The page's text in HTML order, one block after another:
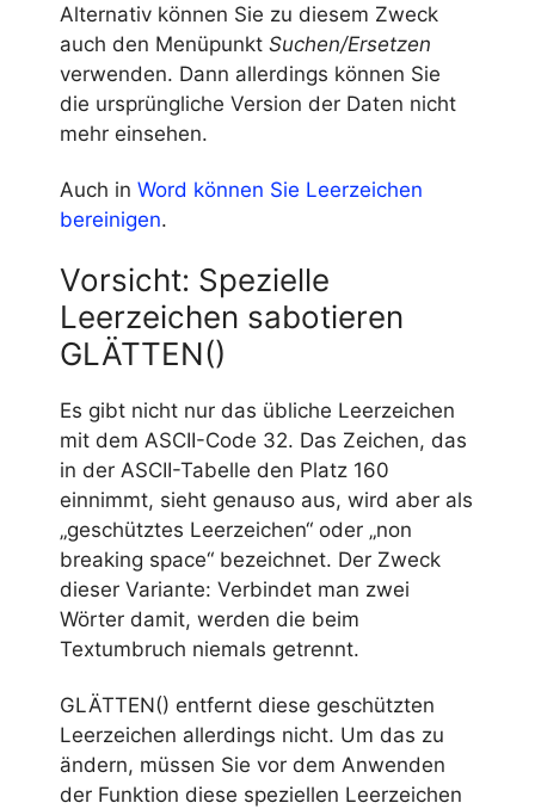
Alternativ können Sie zu diesem Zweck
auch den Menüpunkt Suchen/Ersetzen
verwenden. Dann allerdings können Sie
die ursprüngliche Version der Daten nicht
mehr einsehen.
Auch in Word können Sie Leerzeichen
bereinigen.
Vorsicht: Spezielle
Leerzeichen sabotieren
GLÄTTEN()
Es gibt nicht nur das übliche Leerzeichen
mit dem ASCII-Code 32. Das Zeichen, das
in der ASCII-Tabelle den Platz 160
einnimmt, sieht genauso aus, wird aber als
„geschütztes Leerzeichen“ oder „non
breaking space“ bezeichnet. Der Zweck
dieser Variante: Verbindet man zwei
Wörter damit, werden die beim
Textumbruch niemals getrennt.
GLÄTTEN() entfernt diese geschützten
Leerzeichen allerdings nicht. Um das zu
ändern, müssen Sie vor dem Anwenden
der Funktion diese speziellen Leerzeichen